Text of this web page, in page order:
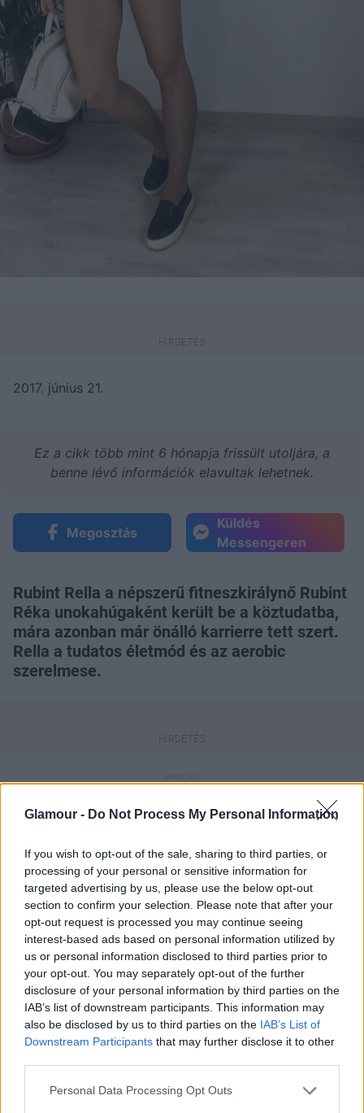
Glamour - Do Not Process My Personal Information
If you wish to opt-out of the sale, sharing to third parties, or
processing of your personal or sensitive information for
targeted advertising by us, please use the below opt-out
section to confirm your selection. Please note that after your
opt-out request is processed you may continue seeing
interest-based ads based on personal information utilized by
us or personal information disclosed to third parties prior to
your opt-out. You may separately opt-out of the further
disclosure of your personal information by third parties on the
IAB’s list of downstream participants. This information may
also be disclosed by us to third parties on the IAB’s List of
Downstream Participants that may further disclose it to other
Please note that this website/app uses one or more Google
Personal Data Processing Opt Outs
2017. június 21.
Ez a cikk több mint 6 hónapja frissült utoljára, a
benne lévő információk elavultak lehetnek.
Megosztás
Küldés
Messengeren
Rubint Rella a népszerű fitneszkirálynő Rubint
Réka unokahúgaként került be a köztudatba,
mára azonban már önálló karrierre tett szert.
Rella a tudatos életmód és az aerobic
szerelmese.
Életét az Instagramon is nyomon követhetjük, és
rengetegen érdeklődnek is iránta, hiszen több, mint
71 ezren követik a közösségi oldalon.
Íme Rella szerdai szettje:
A fesztiválszezonra szereztem be ezt a fekete nacit.
pedig egy szexi kiegészítő az esti bulikra! Magas